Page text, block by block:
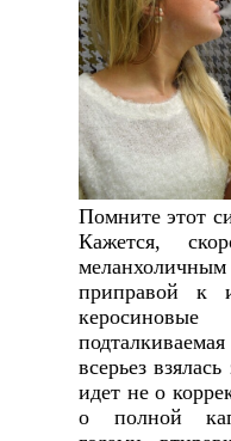
Помните этот
Кажется,
приправой к
всерьез
идет не о
о полной